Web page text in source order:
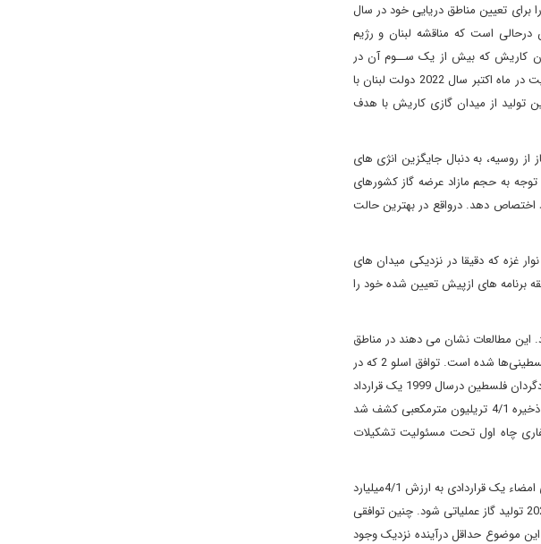
با کشورهای ذکر شده وضعیت بهتری دارد. لبنان در سال 2010 نقشه هایی را برای تعیین مناطق دریایی خود در سال
درحالی است که مناقشه لبنان و رژیم
کاریش که بیش از یک ســوم آن در
منطقه انحصاری اقتصادی لبنان قرار دارد، جدیترین چالش رژیم صهیونیســیتی در منطقه مدیترانه شرقی شده است. درنهایت در ماه اکتبر سال 2022 دولت لبنان با
تولید از میدان گازی کاریش با هدف
روسیه، به دنبال جایگزین انژی های
توجه به حجم مازاد عرضه گاز کشورهای
اختصاص دهد. درواقع در بهترین حالت
نوار غزه که دقیقا در نزدیکی میدان های
برنامه های ازپیش تعیین شده خود را
این مطالعات نشان می دهند در مناطق
مختلف سرزمین‌های اشغالی فلسطین ثروت هنگفت منابع نفت و گاز وجود دارد که رژیم صهیونیستی مانع از بهره ‌برداری فلسطینی‌ها شده است. توافق اسلو 2 که در
سال 1995 امضاء شد، حقوق دریایی تا 20 مایلی ساحل را برای فلسطینی‌ها تضمین کرد. بر این اساس مقامات تشکیلات خودگردان فلسطین درسال 1999 یک قرارداد
25 ساله برای اکتشاف گاز با یک شرکت استخراج گاز انگلیس امضاء کردند. درسال 2000 دو چاه بزرگ گاز در سواحل غزه با ذخیره 4/1 تریلیون مترمکعبی کشف شد
حفاری چاه اول تحت مسئولیت تشکیلات
بعد از حمله نظامی روسیه به اوکراین درفوریه 2022، اروپا منابع جایگزین گاز روسیه را در دستور کار قرار داد و گفت ‌وگو برای امضاء یک قراردادی به ارزش 4/1میلیارد
دلار با مشارکت تشکیلات خودگردان فلسطین، حماس، مصر و رژیم صهیونیستی را آغاز کرد و هدفش این بود که تا مارس 2024 تولید گاز عملیاتی شود. چنین توافقی
موضوع حداقل درآینده نزدیک وجود